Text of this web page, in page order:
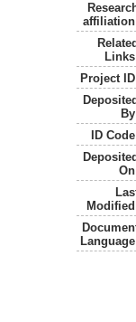
Related
Project
Deposited
ID
Deposited